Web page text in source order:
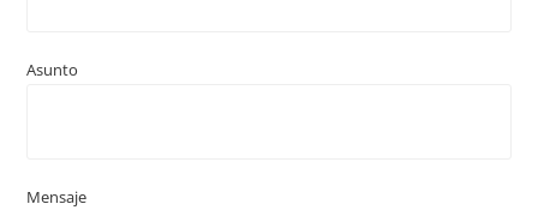
Asunto
Mensaje